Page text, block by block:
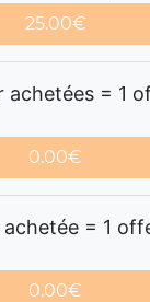
25.00€
achetées = 1
0.00€
achetée = 1
0.00€